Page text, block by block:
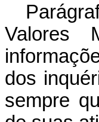
Valores
dos
sempre